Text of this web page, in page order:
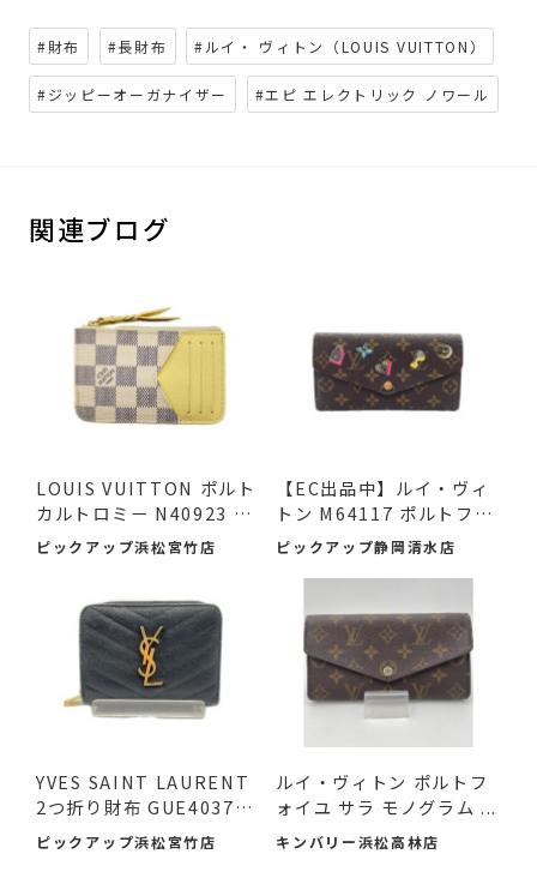
#財布 #長財布 #ルイ・ ヴィトン（LOUIS VUITTON）
#ジッピーオーガナイザー #エピ エレクトリック ノワール
関連ブログ
LOUIS VUITTON ポルト
カルトロミー N40923 ダ
ミエ ...
ピックアップ浜松宮竹店
【EC出品中】ルイ・ヴィ
トン M64117 ポルトフォ
イ...
ピックアップ静岡清水店
YVES SAINT LAURENT
2つ折り財布 GUE403723
ブラッ...
ピックアップ浜松宮竹店
ルイ・ヴィトン ポルトフ
ォイユ サラ モノグラム ...
キンバリー浜松高林店